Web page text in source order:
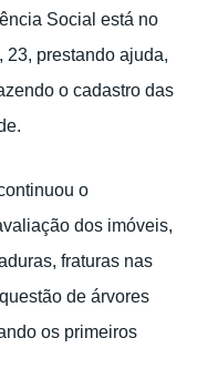
Social está no
23, prestando ajuda,
o cadastro das
o
dos imóveis,
fraturas nas
de árvores
os primeiros